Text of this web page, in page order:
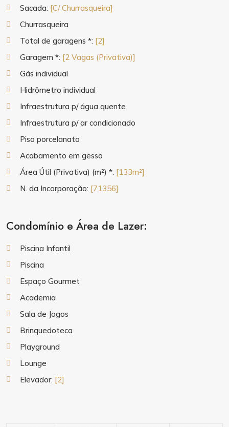
Sacada: [C/ Churrasqueira]
Churrasqueira
Total de garagens *: [2]
Garagem *: [2 Vagas (Privativa)]
Gás individual
Hidrômetro individual
Infraestrutura p/ água quente
Infraestrutura p/ ar condicionado
Piso porcelanato
Acabamento em gesso
Área Útil (Privativa) (m²) *: [133m²]
N. da Incorporação: [71356]
Condomínio e Área de Lazer:
Piscina Infantil
Piscina
Espaço Gourmet
Academia
Sala de Jogos
Brinquedoteca
Playground
Lounge
Elevador: [2]